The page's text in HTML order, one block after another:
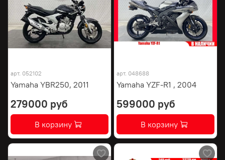
арт. 052102
Yamaha YBR250, 2011
279000 руб
В корзину
арт. 048688
Yamaha YZF-R1 , 2004
599000 руб
В корзину